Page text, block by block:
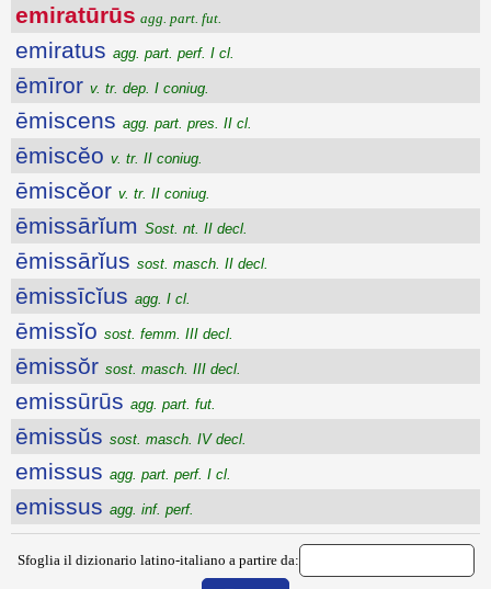
emiratūrūs agg. part. fut.
emiratus agg. part. perf. I cl.
ēmīror v. tr. dep. I coniug.
ēmiscens agg. part. pres. II cl.
ēmiscĕo v. tr. II coniug.
ēmiscĕor v. tr. II coniug.
ēmissārĭum Sost. nt. II decl.
ēmissārĭus sost. masch. II decl.
ēmissīcĭus agg. I cl.
ēmissĭo sost. femm. III decl.
ēmissŏr sost. masch. III decl.
emissūrūs agg. part. fut.
ēmissŭs sost. masch. IV decl.
emissus agg. part. perf. I cl.
emissus agg. inf. perf.
Sfoglia il dizionario latino-italiano a partire da: